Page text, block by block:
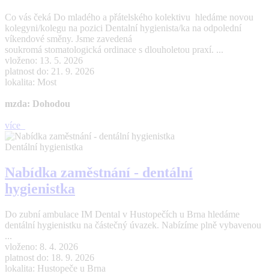
Co vás čeká Do mladého a přátelského kolektivu hledáme novou
kolegyni/kolegu na pozici Dentalní hygienista/ka na odpolední
víkendové směny. Jsme zavedená
soukromá stomatologická ordinace s dlouholetou praxí. ...
vloženo: 13. 5. 2026
platnost do: 21. 9. 2026
lokalita: Most
mzda: Dohodou
více
Dentální hygienistka
Nabídka zaměstnání - dentální
hygienistka
Do zubní ambulace IM Dental v Hustopečích u Brna hledáme
dentální hygienistku na částečný úvazek. Nabízíme plně vybavenou
...
vloženo: 8. 4. 2026
platnost do: 18. 9. 2026
lokalita: Hustopeče u Brna